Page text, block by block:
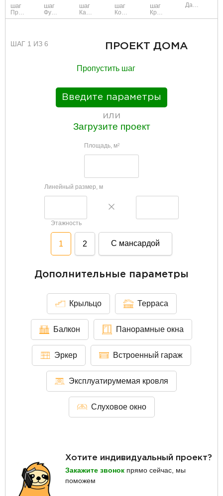
шаг
Проект
шаг
Фундамент
шаг
Каркас и стены
шаг
Коммуникации
шаг
Крыша
Данные
ШАГ 1 ИЗ 6 ПРОЕКТ ДОМА
Пропустить шаг
Введите параметры
или
Загрузите проект
Площадь, м2
Линейный размер, м
Этажность
1 2 С мансардой
Дополнительные параметры
Крыльцо Терраса
Балкон Панорамные окна
Эркер Встроенный гараж
Эксплуатирумемая кровля
Слуховое окно
Хотите индивидуальный проект?
Закажите звонок прямо сейчас, мы
поможем